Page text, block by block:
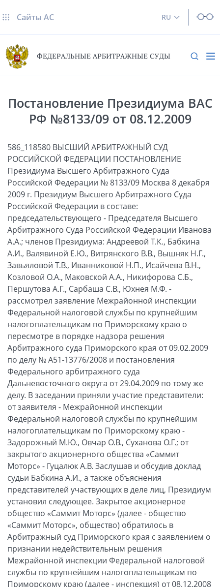
RU
Сайты AC
ФЕДЕРАЛЬНЫЕ АРБИТРАЖНЫЕ СУДЫ
Постановление Президиума ВАС
РФ №8133/09 от 08.12.2009
586_118580 ВЫСШИЙ АРБИТРАЖНЫЙ СУД
РОССИЙСКОЙ ФЕДЕРАЦИИ ПОСТАНОВЛЕНИЕ
Президиума Высшего Арбитражного Суда
Российской Федерации № 8133/09 Москва 8 декабря
2009 г. Президиум Высшего Арбитражного Суда
Российской Федерации в составе:
председательствующего - Председателя Высшего
Арбитражного Суда Российской Федерации Иванова
А.А.; членов Президиума: Андреевой Т.К., Бабкина
А.И., Валявиной Е.Ю., Витрянского В.В., Вышняк Н.Г.,
Завьяловой Т.В., Иванниковой Н.П., Исайчева В.Н.,
Козловой О.А., Маковской А.А., Никифорова С.Б.,
Першутова А.Г., Сарбаша С.В., Юхнея М.Ф. -
рассмотрел заявление Межрайонной инспекции
Федеральной налоговой службы по крупнейшим
налогоплательщикам по Приморскому краю о
пересмотре в порядке надзора решения
Арбитражного суда Приморского края от 09.02.2009
по делу № А51-13776/2008 и постановления
Федерального арбитражного суда
Дальневосточного округа от 29.04.2009 по тому же
делу. В заседании приняли участие представители:
от заявителя - Межрайонной инспекции
Федеральной налоговой службы по крупнейшим
налогоплательщикам по Приморскому краю -
Задорожный М.Ю., Овчар О.В., Суханова О.Г.; от
закрытого акционерного общества «Саммит
Моторс» - Гуцалюк А.В. Заслушав и обсудив доклад
судьи Бабкина А.И., а также объяснения
представителей участвующих в деле лиц, Президиум
установил следующее. Закрытое акционерное
общество «Саммит Моторс» (далее - общество
«Саммит Моторс», общество) обратилось в
Арбитражный суд Приморского края с заявлением о
признании недействительным решения
Межрайонной инспекции Федеральной налоговой
службы по крупнейшим налогоплательщикам по
Приморскому краю (далее - инспекция) от 08.12.2008